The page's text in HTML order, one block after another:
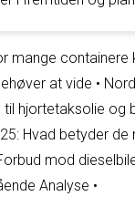
mange
at vide •
til hjortetaksolie og
Hvad betyder de
mod
Analyse •